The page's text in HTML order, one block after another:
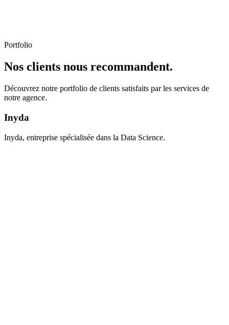
Portfolio
Nos clients nous recommandent.
Découvrez notre portfolio de clients satisfaits par les services de
notre agence.
Inyda
Inyda, entreprise spécialisée dans la Data Science.